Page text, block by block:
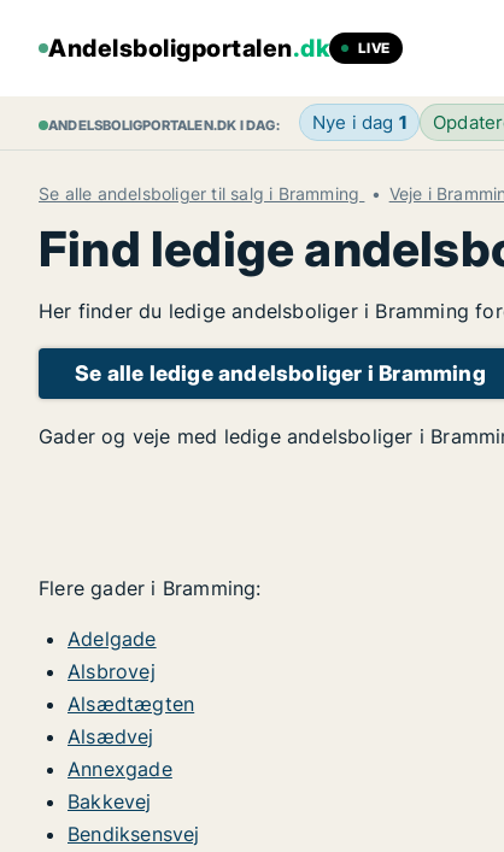
Andelsboligportalen.dk LIVE
ANDELSBOLIGPORTALEN.DK I DAG: Nye i dag 1
Se alle andelsboliger til salg i Bramming Veje i
Find ledige
Her finder du ledige andelsboliger i Bramming
Se alle ledige andelsboliger i Bramming
Gader og veje med ledige andelsboliger i
Flere gader i Bramming:
Adelgade
Alsbrovej
Alsædtægten
Alsædvej
Annexgade
Bakkevej
Bendiksensvej